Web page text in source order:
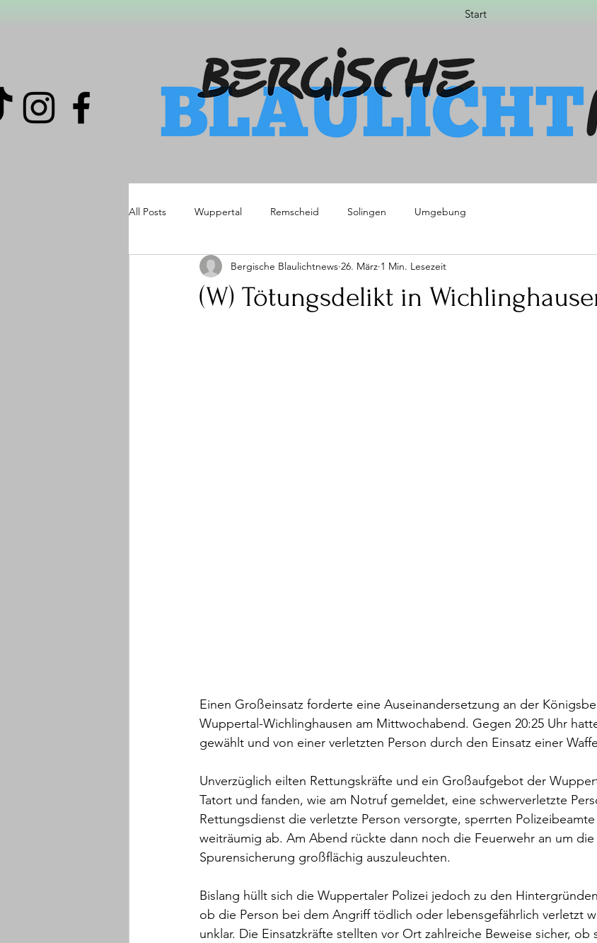
Start
All Posts Wuppertal Remscheid Solingen Umgebung
(W) Tötungsdelikt in
Bergische Blaulichtnews 26. März 1 Min. Lesezeit
Einen Großeinsatz forderte eine Auseinandersetzung an der
Wuppertal-Wichlinghausen am Mittwochabend. Gegen 20:25 Uhr
gewählt und von einer verletzten Person durch den Einsatz einer
Unverzüglich eilten Rettungskräfte und ein Großaufgebot der
Tatort und fanden, wie am Notruf gemeldet, eine schwerverletzte
Rettungsdienst die verletzte Person versorgte, sperrten
weiträumig ab. Am Abend rückte dann noch die Feuerwehr an um die
Spurensicherung großflächig auszuleuchten.
Bislang hüllt sich die Wuppertaler Polizei jedoch zu den
ob die Person bei dem Angriff tödlich oder lebensgefährlich verletzt
unklar. Die Einsatzkräfte stellten vor Ort zahlreiche Beweise sicher, ob